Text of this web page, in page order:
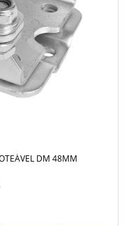
DM 48MM